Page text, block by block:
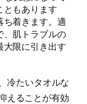
ともあります
着きます。適
、肌トラブルの
大限に引き出す
冷たいタオルな
えることが有効